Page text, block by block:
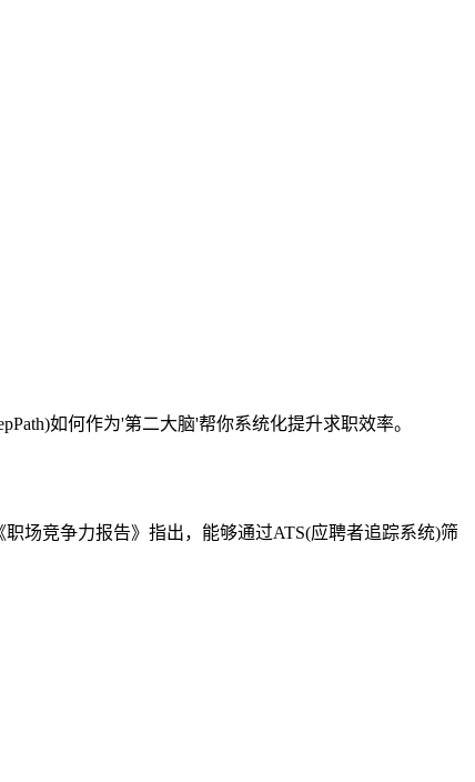
如何作为'第二大脑'帮你系统化提升求职效率。
场竞争力报告》指出，能够通过ATS(应聘者追踪系统)筛